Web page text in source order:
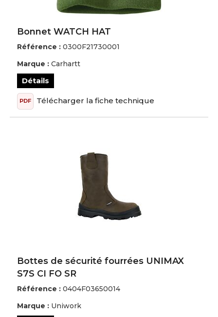
Bonnet WATCH HAT
Référence : 0300F21730001
Marque : Carhartt
Détails
PDF Télécharger la fiche technique
Bottes de sécurité fourrées UNIMAX
S7S CI FO SR
Référence : 0404F03650014
Marque : Uniwork